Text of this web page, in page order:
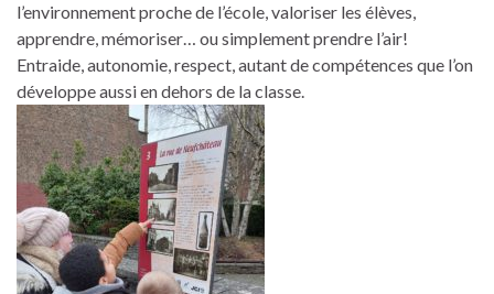
l’environnement proche de l’école, valoriser les élèves,
apprendre, mémoriser… ou simplement prendre l’air!
Entraide, autonomie, respect, autant de compétences que l’on
développe aussi en dehors de la classe.